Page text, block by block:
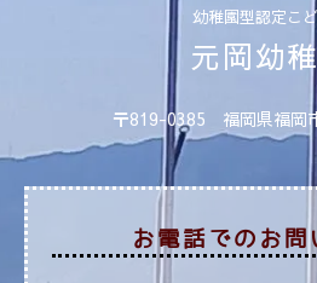
幼稚園型認定こ
元岡幼
〒819-0385 福岡県福岡
お電話でのお問